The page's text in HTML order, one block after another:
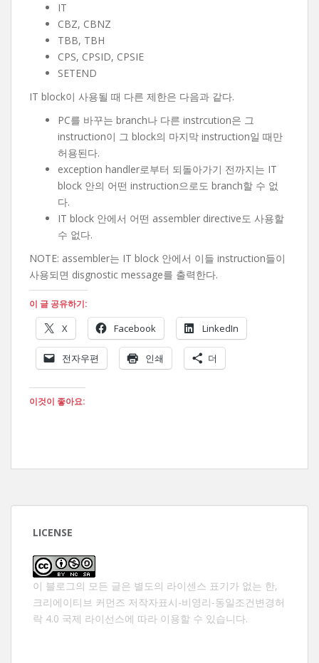
IT
CBZ, CBNZ
TBB, TBH
CPS, CPSID, CPSIE
SETEND
IT block이 사용될 때 다른 제한은 다음과 같다.
PC를 바꾸는 branch나 다른 instrcution은 그
instruction이 그 block의 마지막 instruction일 때만
허용된다.
exception handler로부터 되돌아가기 전까지는 IT
block 안의 어떤 instruction으로도 branch할 수 없
다.
IT block 안에서 어떤 assembler directive도 사용할
수 없다.
NOTE: assembler는 IT block 안에서 이들 instruction들이
사용되면 disgnostic message를 출력한다.
이 글 공유하기:
X Facebook LinkedIn
전자우편 인쇄 더
이것이 좋아요:
LICENSE
이 블로그의 모든 글은 별도의 라이센스 표기가 없는 한,
크리에이티브 커먼즈 저작자표시-비영리-동일조건변경허
락 4.0 국제 라이선스에 따라 이용할 수 있습니다.